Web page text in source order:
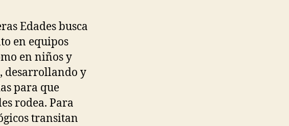
Edades busca
en equipos
en niños y
desarrollando y
para que
rodea. Para
transitan